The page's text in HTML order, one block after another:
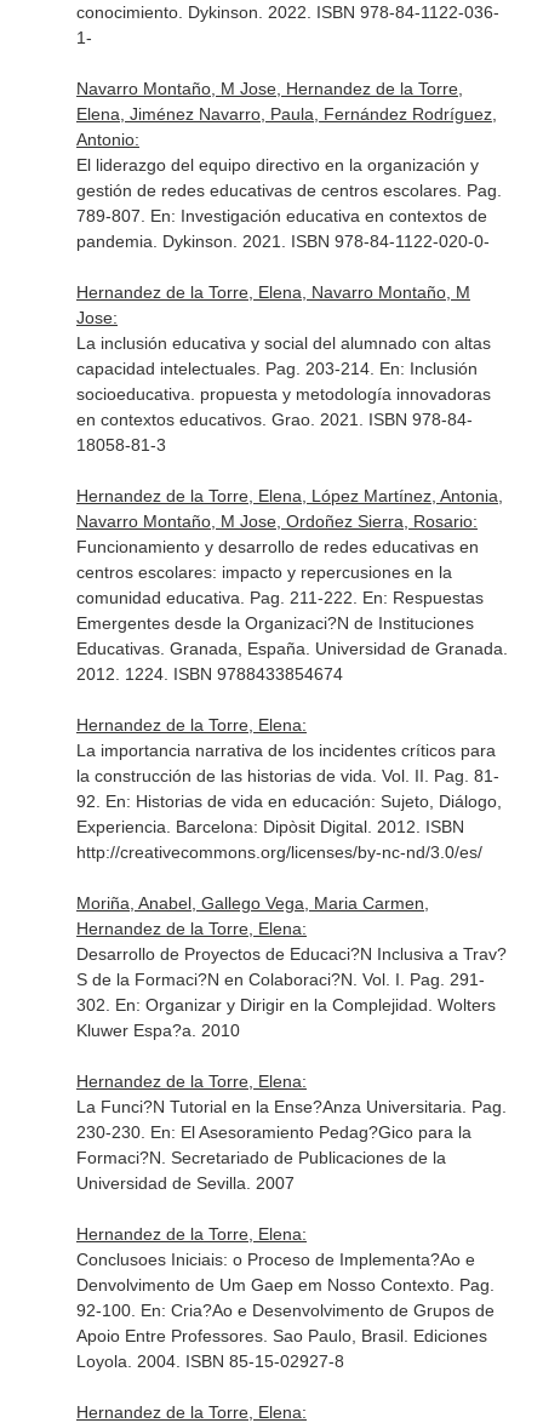
conocimiento. Dykinson. 2022. ISBN 978-84-1122-036-
1-
Navarro Montaño, M Jose, Hernandez de la Torre,
Elena, Jiménez Navarro, Paula, Fernández Rodríguez,
Antonio:
El liderazgo del equipo directivo en la organización y
gestión de redes educativas de centros escolares. Pag.
789-807. En: Investigación educativa en contextos de
pandemia . Dykinson. 2021. ISBN 978-84-1122-020-0-
Hernandez de la Torre, Elena, Navarro Montaño, M
Jose:
La inclusión educativa y social del alumnado con altas
capacidad intelectuales. Pag. 203-214. En: Inclusión
socioeducativa. propuesta y metodología innovadoras
en contextos educativos. Grao. 2021. ISBN 978-84-
18058-81-3
Hernandez de la Torre, Elena, López Martínez, Antonia,
Navarro Montaño, M Jose, Ordoñez Sierra, Rosario:
Funcionamiento y desarrollo de redes educativas en
centros escolares: impacto y repercusiones en la
comunidad educativa. Pag. 211-222. En: Respuestas
Emergentes desde la Organizaci?N de Instituciones
Educativas. Granada, España. Universidad de Granada.
2012. 1224. ISBN 9788433854674
Hernandez de la Torre, Elena:
La importancia narrativa de los incidentes críticos para
la construcción de las historias de vida. Vol. II. Pag. 81-
92. En: Historias de vida en educación: Sujeto, Diálogo,
Experiencia . Barcelona: Dipòsit Digital. 2012. ISBN
http://creativecommons.org/licenses/by-nc-nd/3.0/es/
Moriña, Anabel, Gallego Vega, Maria Carmen,
Hernandez de la Torre, Elena:
Desarrollo de Proyectos de Educaci?N Inclusiva a Trav?
S de la Formaci?N en Colaboraci?N. Vol. I. Pag. 291-
302. En: Organizar y Dirigir en la Complejidad . Wolters
Kluwer Espa?a. 2010
Hernandez de la Torre, Elena:
La Funci?N Tutorial en la Ense?Anza Universitaria. Pag.
230-230. En: El Asesoramiento Pedag?Gico para la
Formaci?N . Secretariado de Publicaciones de la
Universidad de Sevilla. 2007
Hernandez de la Torre, Elena:
Conclusoes Iniciais: o Proceso de Implementa?Ao e
Denvolvimento de Um Gaep em Nosso Contexto. Pag.
92-100. En: Cria?Ao e Desenvolvimento de Grupos de
Apoio Entre Professores. Sao Paulo, Brasil. Ediciones
Loyola. 2004. ISBN 85-15-02927-8
Hernandez de la Torre, Elena: